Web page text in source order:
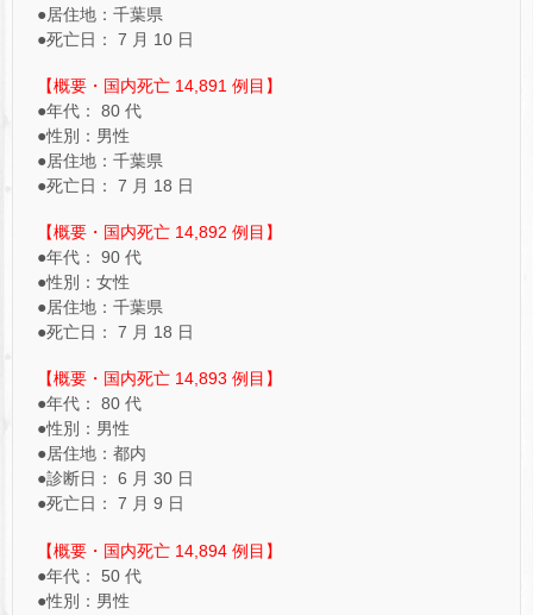
●居住地：千葉県
●死亡日： 7 月 10 日
【概要・国内死亡 14,891 例目】
●年代： 80 代
●性別：男性
●居住地：千葉県
●死亡日： 7 月 18 日
【概要・国内死亡 14,892 例目】
●年代： 90 代
●性別：女性
●居住地：千葉県
●死亡日： 7 月 18 日
【概要・国内死亡 14,893 例目】
●年代： 80 代
●性別：男性
●居住地：都内
●診断日： 6 月 30 日
●死亡日： 7 月 9 日
【概要・国内死亡 14,894 例目】
●年代： 50 代
●性別：男性